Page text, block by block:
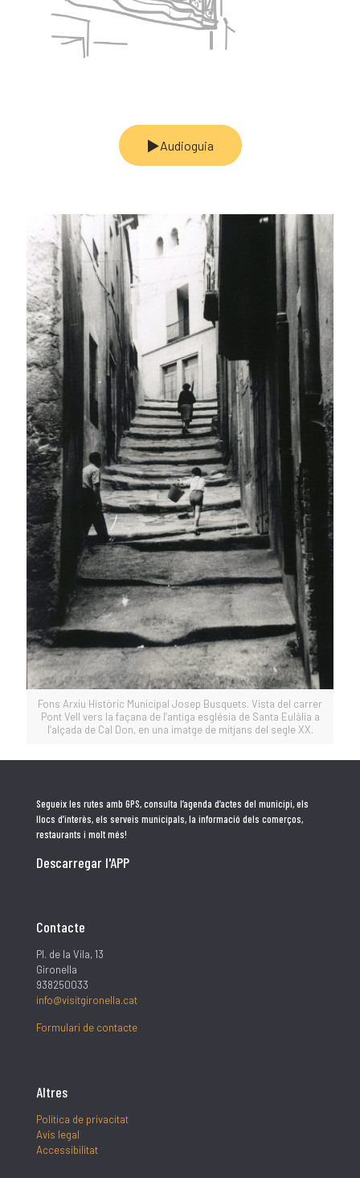
Audioguia
Fons Arxiu Històric Municipal Josep Busquets. Vista del carrer
Pont Vell vers la façana de l’antiga església de Santa Eulàlia a
l’alçada de Cal Don, en una imatge de mitjans del segle XX.
Segueix les rutes amb GPS, consulta l’agenda d’actes del municipi, els
llocs d’interès, els serveis municipals, la informació dels comerços,
restaurants i molt més!
Descarregar l'APP
Contacte
Pl. de la Vila, 13
Gironella
938250033
info@visitgironella.cat
Formulari de contacte
Altres
Política de privacitat
Avís legal
Accessibilitat